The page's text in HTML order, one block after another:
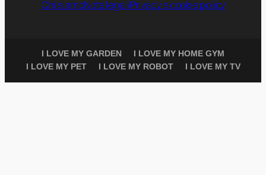
Chi siamoNote legaliPrivacy e cookie policy
I LOVE MY GARDEN
I LOVE MY HOME GYM
I LOVE MY PET
I LOVE MY ROBOT I LOVE MY TV